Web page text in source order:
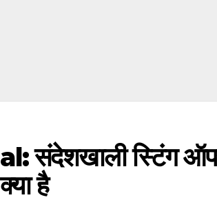
संदेशखाली स्टिंग
है